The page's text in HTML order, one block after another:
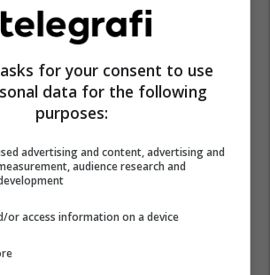
for your consent to use
data for the following
purposes:
advertising and content, advertising and
audience research and
or access information on a device